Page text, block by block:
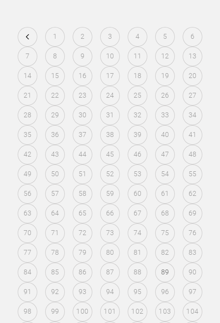
1 2 3 4 5 6
7 8 9 10 11 12 13
14 15 16 17 18 19 20
21 22 23 24 25 26 27
28 29 30 31 32 33 34
35 36 37 38 39 40 41
42 43 44 45 46 47 48
49 50 51 52 53 54 55
56 57 58 59 60 61 62
63 64 65 66 67 68 69
70 71 72 73 74 75 76
77 78 79 80 81 82 83
84 85 86 87 88 89 90
91 92 93 94 95 96 97
98 99 100 101 102 103 104